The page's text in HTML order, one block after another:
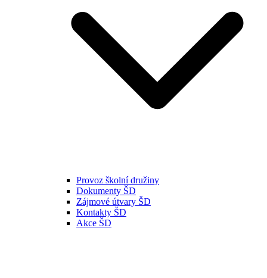
Provoz školní družiny
Dokumenty ŠD
Zájmové útvary ŠD
Kontakty ŠD
Akce ŠD